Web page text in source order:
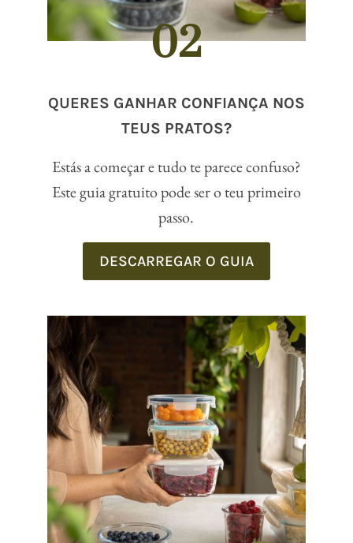
02
QUERES GANHAR CONFIANÇA NOS
TEUS PRATOS?
Estás a começar e tudo te parece confuso?
Este guia gratuito pode ser o teu primeiro
passo.
DESCARREGAR O GUIA